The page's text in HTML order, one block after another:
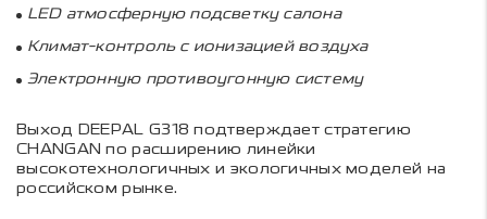
LED атмосферную подсветку салона
Климат-контроль с ионизацией воздуха
Электронную противоугонную систему
Выход DEEPAL G318 подтверждает стратегию
CHANGAN по расширению линейки
высокотехнологичных и экологичных моделей на
российском рынке.